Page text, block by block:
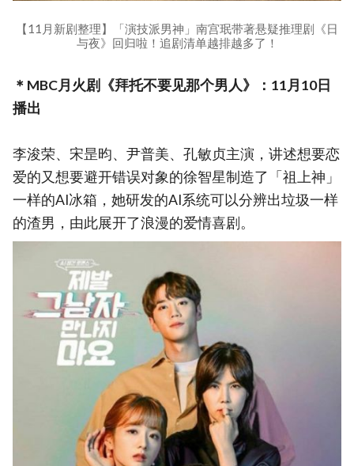
【11月新剧整理】「演技派男神」南宫珉带著悬疑推理剧《日
与夜》回归啦！追剧清单越排越多了！
＊MBC月火剧《拜托不要见那个男人》：11月10日
播出
李浚荣、宋昰昀、尹普美、孔敏贞主演，讲述想要恋
爱的又想要避开错误对象的徐智星制造了「祖上神」
一样的AI冰箱，她研发的AI系统可以分辨出垃圾一样
的渣男，由此展开了浪漫的爱情喜剧。